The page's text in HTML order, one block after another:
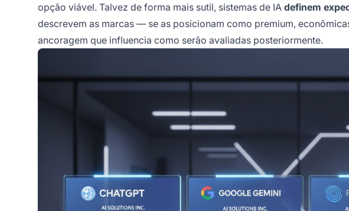
opção viável. Talvez de forma mais sutil, sistemas de IA definem
descrevem as marcas — se as posicionam como premium,
ancoragem que influencia como serão avaliadas posteriormente.